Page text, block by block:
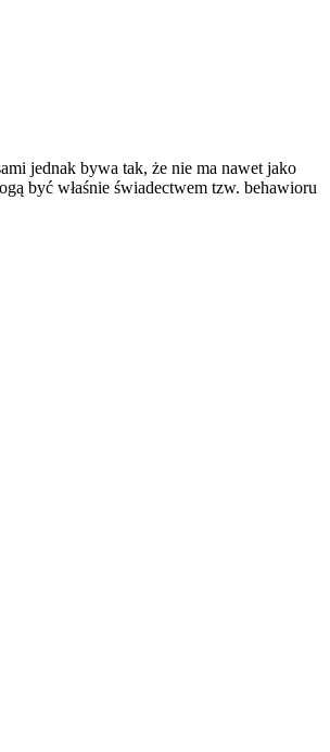
jednak bywa tak, że nie ma nawet jako
być właśnie świadectwem tzw. behawioru